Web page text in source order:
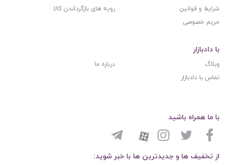
شرایط و قوانین
رویه های بازگرداندن کالا
حریم خصوصی
با دادبازار
وبلاگ
درباره ما
تماس با دادبازار
از تخفیف ها و جدیدترین ها با خبر شوید:
با ما همراه باشید